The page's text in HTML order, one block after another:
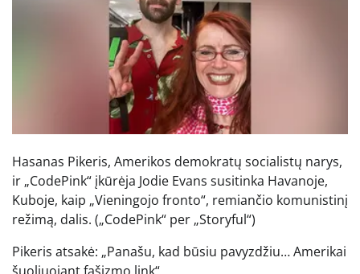
Hasanas Pikeris, Amerikos demokratų socialistų narys,
ir „CodePink“ įkūrėja Jodie Evans susitinka Havanoje,
Kuboje, kaip „Vieningojo fronto“, remiančio komunistinį
režimą, dalis. („CodePink“ per „Storyful“)
Pikeris atsakė: „Panašu, kad būsiu pavyzdžiu… Amerikai